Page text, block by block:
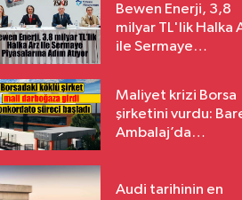
Bewen Enerji, 3,8
milyar TL'lik Halka
ile Sermaye
Maliyet krizi Borsa
şirketini vurdu:
Ambalaj’da
Audi tarihinin en